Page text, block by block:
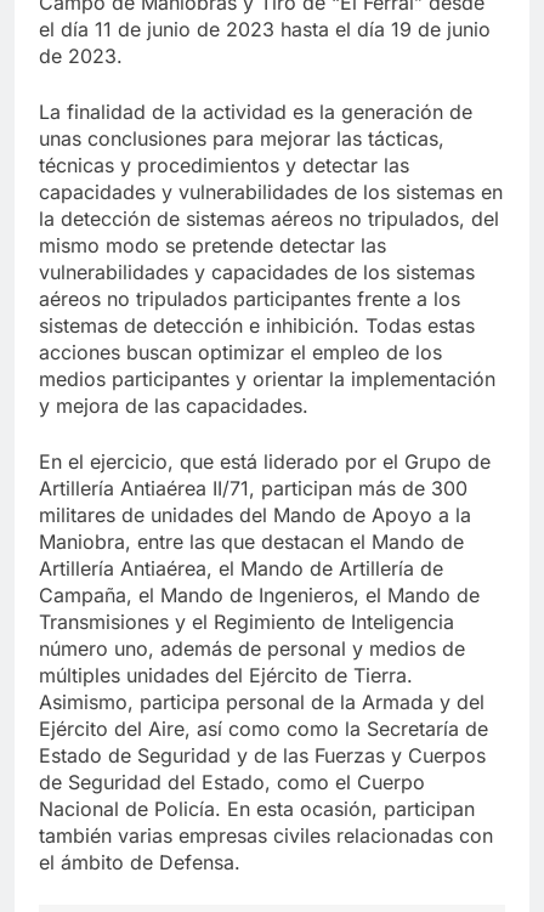
el día 11 de junio de 2023 hasta el día 19 de junio
de 2023.
La finalidad de la actividad es la generación de
unas conclusiones para mejorar las tácticas,
técnicas y procedimientos y detectar las
capacidades y vulnerabilidades de los sistemas en
la detección de sistemas aéreos no tripulados, del
mismo modo se pretende detectar las
vulnerabilidades y capacidades de los sistemas
aéreos no tripulados participantes frente a los
sistemas de detección e inhibición. Todas estas
acciones buscan optimizar el empleo de los
medios participantes y orientar la implementación
y mejora de las capacidades.
En el ejercicio, que está liderado por el Grupo de
Artillería Antiaérea II/71, participan más de 300
militares de unidades del Mando de Apoyo a la
Maniobra, entre las que destacan el Mando de
Artillería Antiaérea, el Mando de Artillería de
Campaña, el Mando de Ingenieros, el Mando de
Transmisiones y el Regimiento de Inteligencia
número uno, además de personal y medios de
múltiples unidades del Ejército de Tierra.
Asimismo, participa personal de la Armada y del
Ejército del Aire, así como como la Secretaría de
Estado de Seguridad y de las Fuerzas y Cuerpos
de Seguridad del Estado, como el Cuerpo
Nacional de Policía. En esta ocasión, participan
también varias empresas civiles relacionadas con
el ámbito de Defensa.